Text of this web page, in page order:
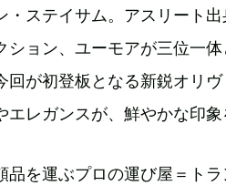
・ステイサム。アスリート
ション、ユーモアが三位一
回が初登板となる新鋭オリ
レガンスが、鮮やかな印象
を運ぶプロの運び屋＝トラ